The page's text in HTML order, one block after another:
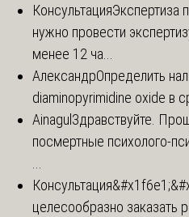
КонсультацияЭкспертиза
нужно провести
менее 12 ча...
АлександрОпределить
diaminopyrimidine oxide в
Ainagul Здравствуйте.
посмертные психолого-
Консультация
целесообразно заказать